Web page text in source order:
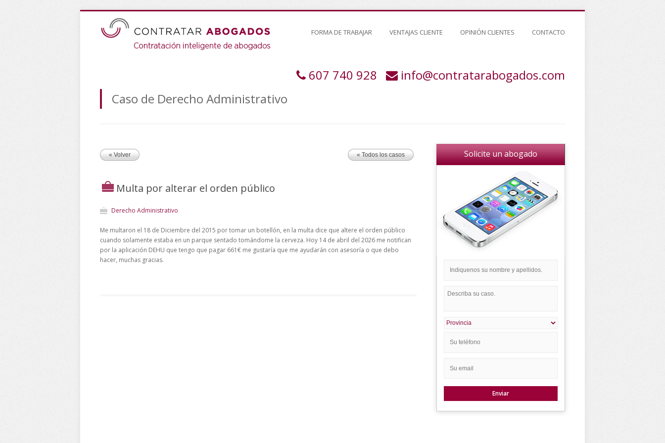
FORMA DE TRABAJAR VENTAJAS CLIENTE OPINIÓN CLIENTES CONTACTO
607 740 928
info@contratarabogados.com
Caso de Derecho Administrativo
« Volver « Todos los casos
Multa por alterar el orden público
Derecho Administrativo
Me multaron el 18 de Diciembre del 2015 por tomar un botellón, en la multa dice que altere el orden público
cuando solamente estaba en un parque sentado tomándome la cerveza. Hoy 14 de abril del 2026 me notifican
por la aplicación DEHU que tengo que pagar 661€ me gustaría que me ayudarán con asesoría o que debo
hacer, muchas gracias.
Solicite un abogado